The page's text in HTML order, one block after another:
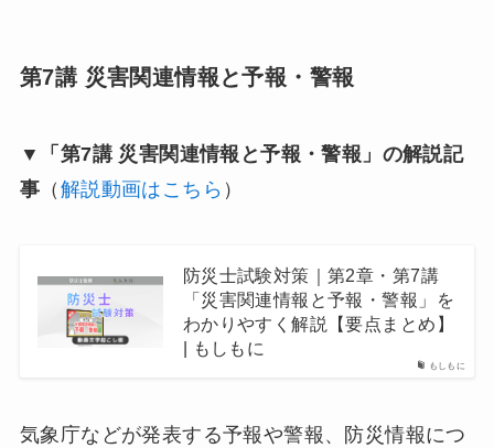
第7講 災害関連情報と予報・警報
▼「第7講 災害関連情報と予報・警報」の解説記
事 （ 解説動画はこちら ）
もしもに
防災士試験対策｜第2章・第7講
「災害関連情報と予報・警報」を
わかりやすく解説【要点まとめ】
| もしもに
気象庁などが発表する予報や警報、防災情報につ